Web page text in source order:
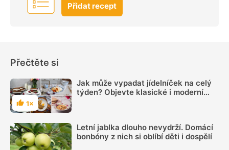
Přidat recept
Přečtěte si
Hodnocení
1×
Jak může vypadat jídelníček na celý
týden? Objevte klasické i moderní
Letní jablka dlouho nevydrží. Domácí
bonbóny z nich si oblíbí děti i dospělí